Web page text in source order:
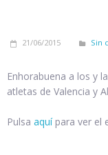
21/06/2015 Sin
Enhorabuena a los y
atletas de Valencia y
Pulsa aquípara ver el